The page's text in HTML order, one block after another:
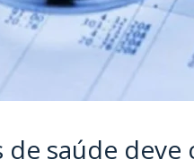
saúde